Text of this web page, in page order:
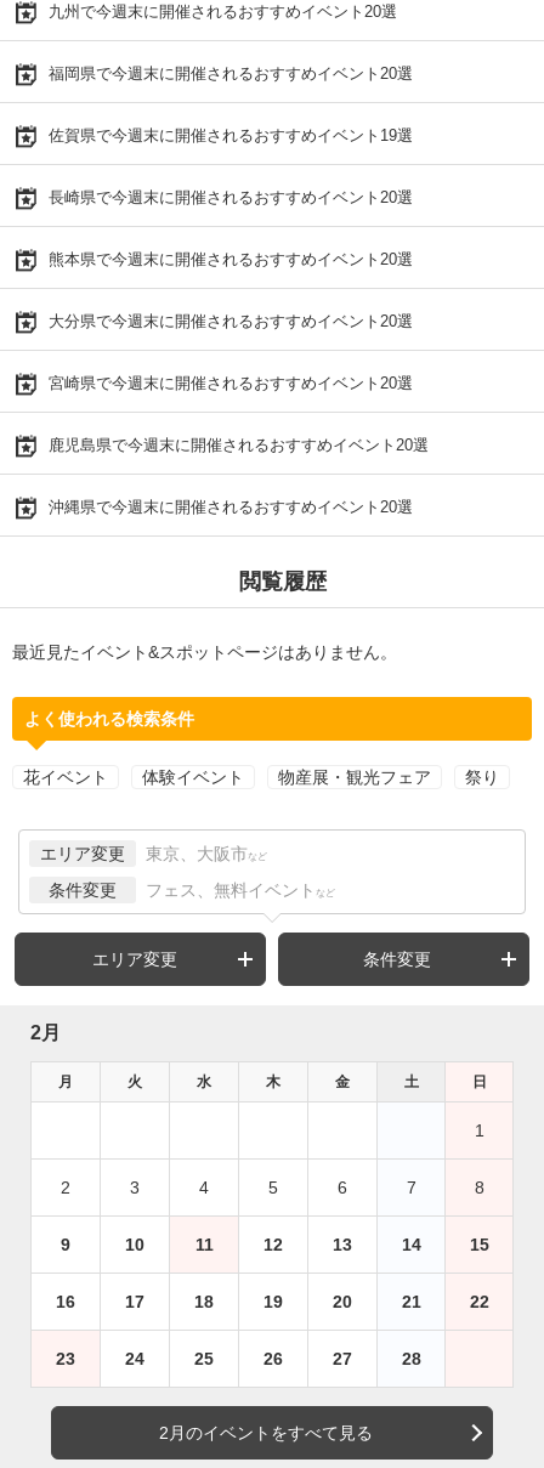
九州で今週末に開催されるおすすめイベント20選
福岡県で今週末に開催されるおすすめイベント20選
佐賀県で今週末に開催されるおすすめイベント19選
長崎県で今週末に開催されるおすすめイベント20選
熊本県で今週末に開催されるおすすめイベント20選
大分県で今週末に開催されるおすすめイベント20選
宮崎県で今週末に開催されるおすすめイベント20選
鹿児島県で今週末に開催されるおすすめイベント20選
沖縄県で今週末に開催されるおすすめイベント20選
閲覧履歴
最近見たイベント&スポットページはありません。
よく使われる検索条件
花イベント 体験イベント 物産展・観光フェア 祭り
エリア変更 東京、大阪市 など
条件変更 フェス、無料イベント など
エリア変更 条件変更
2月
月 火 水 木 金 土 日
1
2 3 4 5 6 7 8
9 10 11 12 13 14 15
16 17 18 19 20 21 22
23 24 25 26 27 28
2月のイベントをすべて見る